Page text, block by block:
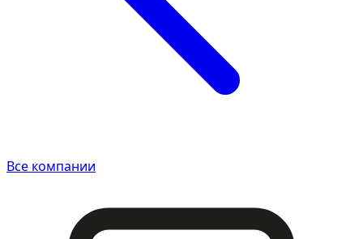
Все компании